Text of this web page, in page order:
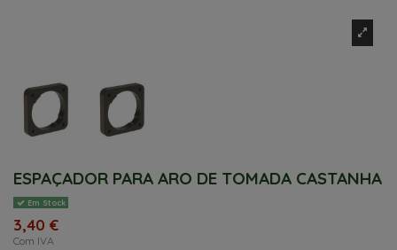
ESPAÇADOR PARA ARO DE TOMADA CASTANHA
Em Stock
3,40 €
Com IVA